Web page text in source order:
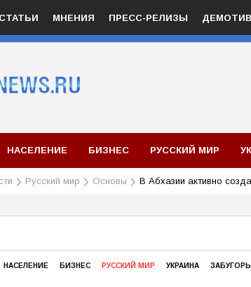
СТАТЬИ МНЕНИЯ ПРЕСС-РЕЛИЗЫ
НАСЕЛЕНИЕ БИЗНЕС РУССКИЙ МИР
Русский мир Основы В Абхазии активно
НАСЕЛЕНИЕ БИЗНЕС РУССКИЙ МИР УКРАИНА